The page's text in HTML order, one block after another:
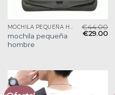
MOCHILA PEQUEÑA HOMBRE
mochila pequeña
hombre
€44.00
€29.00